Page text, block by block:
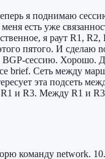
я поднимаю
есть уже
я раут R1,
пятого. И сделаю
BGP-сессию. Хорошо.
brief. Сеть между
эта подсеть
и R3. Между R1 и R3
команду network.